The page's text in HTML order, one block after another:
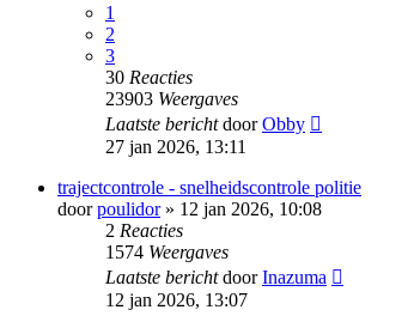
1
2
3
30 Reacties
23903 Weergaves
Laatste berichtdoorObby
27 jan 2026, 13:11
trajectcontrole - snelheidscontrole politie
doorpoulidor» 12 jan 2026, 10:08
2 Reacties
1574 Weergaves
Laatste berichtdoorInazuma
12 jan 2026, 13:07